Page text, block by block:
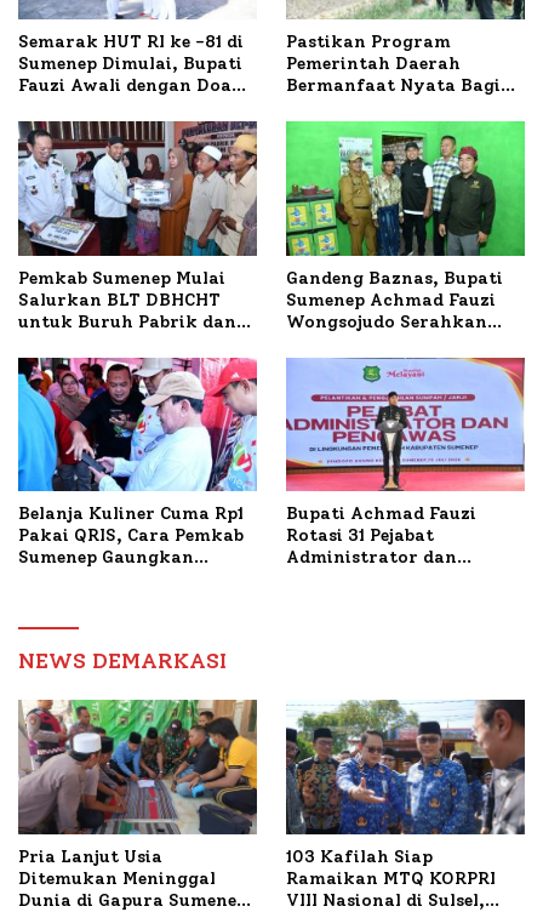
Semarak HUT RI ke -81 di
Sumenep Dimulai, Bupati
Fauzi Awali dengan Doa
Terbakar
Pastikan Program
Pemerintah Daerah
Bermanfaat Nyata Bagi
Sumenep Tinjau Langsung
Budidaya Lele dan Ayam
Petelur di Desa Bataal
Timur
Pemkab Sumenep Mulai
Salurkan BLT DBHCHT
untuk Buruh Pabrik dan
Gandeng Baznas, Bupati
Sumenep Achmad Fauzi
Wongsojudo Serahkan
Dua Kecamatan
Belanja Kuliner Cuma Rp1
Pakai QRIS, Cara Pemkab
Sumenep Gaungkan
Bupati Achmad Fauzi
Rotasi 31 Pejabat
Administrator dan
NEWS DEMARKASI
Pria Lanjut Usia
Ditemukan Meninggal
Dunia di Gapura Sumenep,
103 Kafilah Siap
Ramaikan MTQ KORPRI
VIII Nasional di Sulsel,